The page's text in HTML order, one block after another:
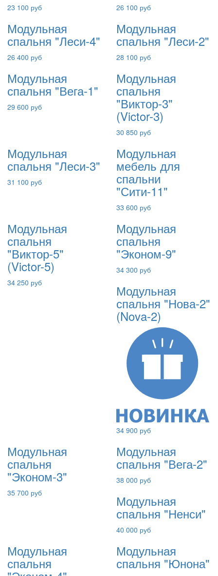
23 100 руб 26 100 руб
Модульная
спальня "Леси-4"
26 400 руб
Модульная
спальня "Леси-2"
28 100 руб
Модульная
спальня "Вега-1"
29 600 руб
Модульная
спальня
"Виктор-3"
(Victor-3)
30 850 руб
Модульная
спальня "Леси-3"
31 100 руб
Модульная
мебель для
спальни
"Сити-11"
33 600 руб
Модульная
спальня
"Виктор-5"
(Victor-5)
34 250 руб
Модульная
спальня
"Эконом-9"
34 300 руб
Модульная
спальня "Нова-2"
(Nova-2)
34 900 руб
Модульная
спальня
"Эконом-3"
35 700 руб
Модульная
спальня "Вега-2"
38 000 руб
Модульная
спальня "Ненси"
40 000 руб
Модульная
спальня
Модульная
спальня "Юнона"